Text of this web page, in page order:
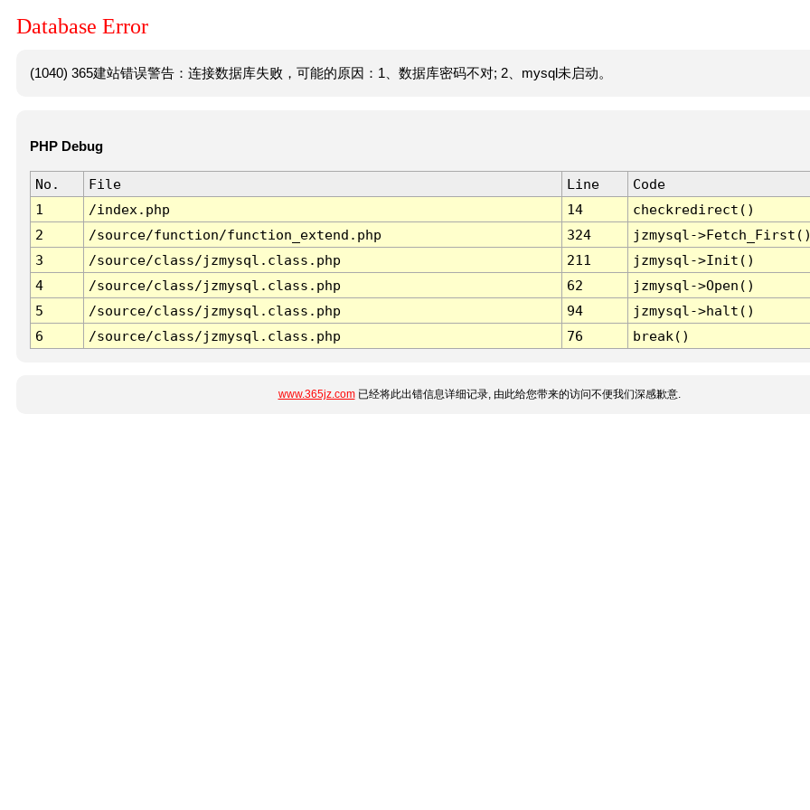
Database Error
(1040) 365建站错误警告：连接数据库失败，可能的原因：1、数据库密码不对; 2、mysql未启动。
PHP Debug
No. File Line
Code
1
/index.php 14
checkredirect()
2
/source/function/function_extend.php 324
jzmysql-
3
/source/class/jzmysql.class.php 211
jzmysql->Init()
4
/source/class/jzmysql.class.php 62
jzmysql->Open()
5
/source/class/jzmysql.class.php 94
jzmysql->halt()
6
/source/class/jzmysql.class.php 76 break()
www.365jz.com已经将此出错信息详细记录, 由此给您带来的访问不便我们深感歉意.